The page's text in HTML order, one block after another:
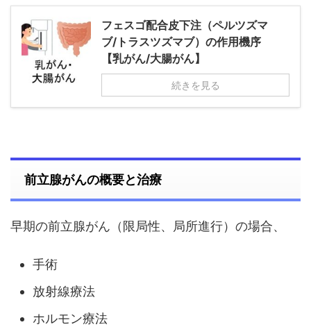
フェスゴ配合皮下注（ペルツズマ
ブ/トラスツズマブ）の作用機序
【乳がん/大腸がん】
続きを見る
前立腺がんの概要と治療
早期の前立腺がん（限局性、局所進行）の場合、
手術
放射線療法
ホルモン療法